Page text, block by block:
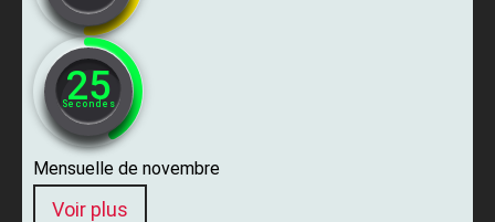
24
Secondes
Mensuelle de novembre
Voir plus